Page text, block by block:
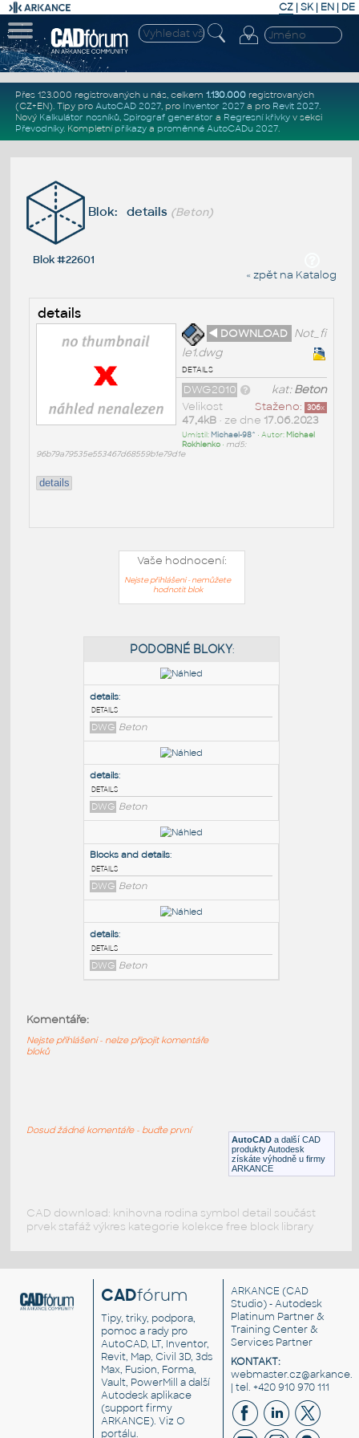
CZ | SK| EN | DE
Přes 123.000 registrovaných u nás, celkem 1.130.000registrovaných
(CZ+EN). Tipy pro AutoCAD 2027, pro Inventor 2027a pro Revit 2027.
Nový Kalkulátor nosníků, Spirograf generátor a Regresní křivkyv sekci
Převodníky. Kompletní příkazya proměnné AutoCADu 2027.
Blok: details (Beton)
Blok #22601
« zpět na Katalog
details
◄ DOWNLOAD Not_fi
le1.dwg
details
kat:Beton
DWG2010
Staženo: 306x
Velikost
47,4kB• ze dne 17.06.2023
Umístil: Michael-98^ • Autor: Michael
Rokhlenko• md5:
96b79a79535e553467d68559b1e79d1e
details
Vaše hodnocení:
Nejste přihlášeni - nemůžete
hodnotit blok
PODOBNÉ BLOKY:
details:
DWG Beton
details
DWG
DWG Beton
DWG Beton AutoCAD a další CAD
produkty Autodesk
získáte výhodně u firmy
ARKANCE
Komentáře:
Nejste přihlášeni - nelze připojit komentáře
bloků
Dosud žádné komentáře - buďte první
CAD download: knihovna rodina symbol detail součást
prvek stafáž výkres kategorie kolekce free block library
CADfórum
Tipy, triky, podpora,
pomoc a rady pro
AutoCAD, LT, Inventor,
Revit, Map, Civil 3D, 3ds
Max, Fusion, Forma,
Vault, PowerMill a další
Autodesk aplikace
(support firmy
ARKANCE). VizO
portálu.
ARKANCE (CAD
Studio) - Autodesk
Platinum Partner &
Training Center &
Services Partner
KONTAKT:
| tel. +420 910 970 111